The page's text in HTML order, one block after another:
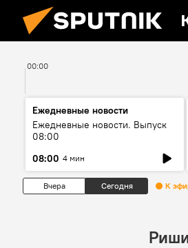
00:00
Ежедневные новости
Ежедневные новости. Выпуск
08:00
08:00 4 мин
Вчера Сегодня К